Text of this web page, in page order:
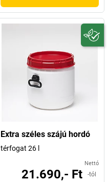
Extra széles szájú hordó
térfogat 26 l
Nettó
21.690,- Ft -tól